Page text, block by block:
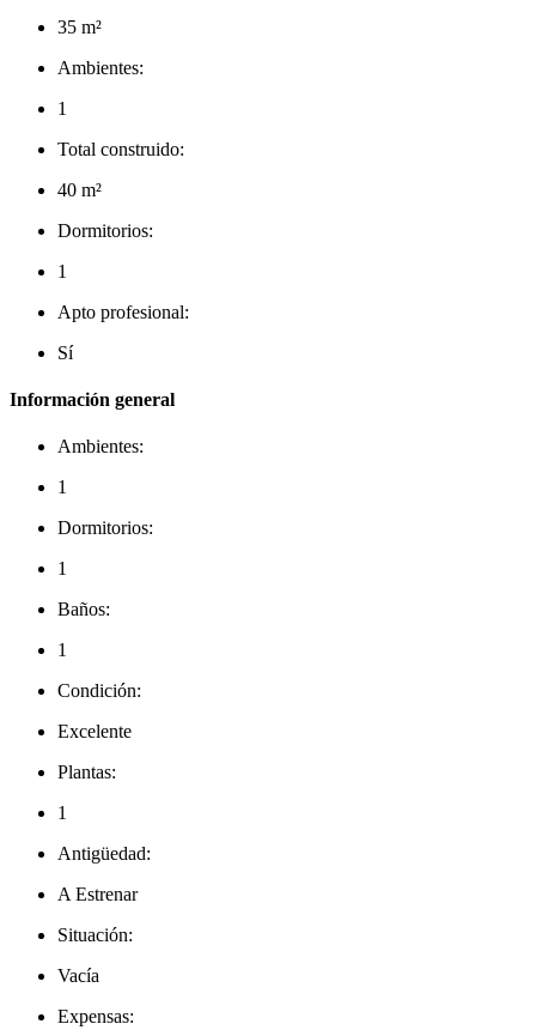
35 m²
Ambientes:
1
Total construido:
40 m²
Dormitorios:
1
Apto profesional:
Sí
Información general
Ambientes:
1
Dormitorios:
1
Baños:
1
Condición:
Excelente
Plantas:
1
Antigüedad:
A Estrenar
Situación:
Vacía
Expensas: